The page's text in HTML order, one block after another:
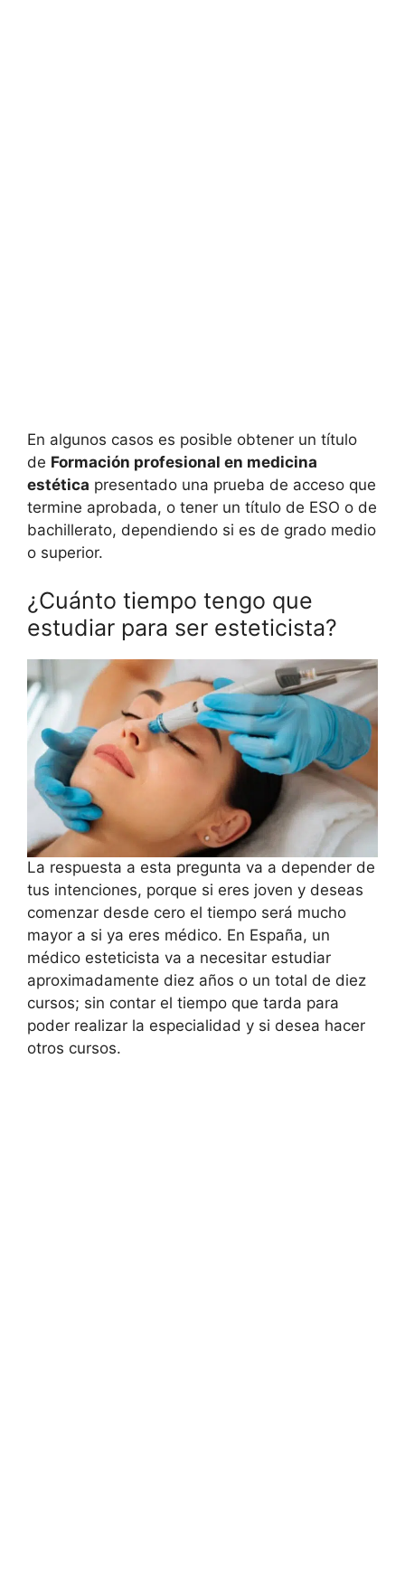
En algunos casos es posible obtener un título
de Formación profesional en medicina
estética presentado una prueba de acceso que
termine aprobada, o tener un título de ESO o de
bachillerato, dependiendo si es de grado medio
o superior.
¿Cuánto tiempo tengo que
estudiar para ser esteticista?
La respuesta a esta pregunta va a depender de
tus intenciones, porque si eres joven y deseas
comenzar desde cero el tiempo será mucho
mayor a si ya eres médico. En España, un
médico esteticista va a necesitar estudiar
aproximadamente diez años o un total de diez
cursos; sin contar el tiempo que tarda para
poder realizar la especialidad y si desea hacer
otros cursos.